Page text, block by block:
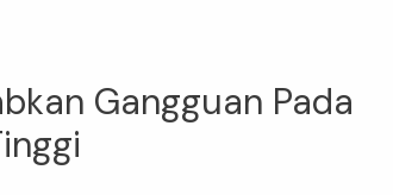
Gangguan Pada